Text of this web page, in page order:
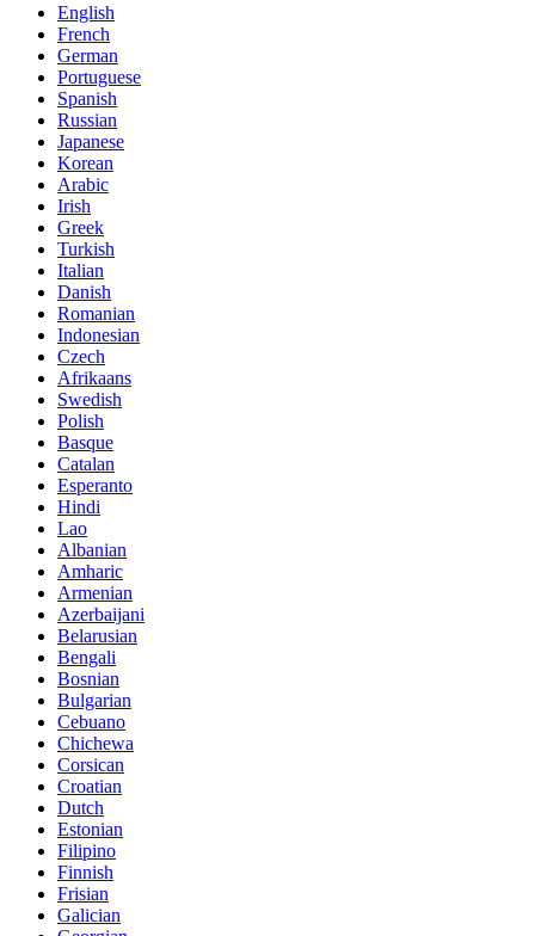
English
French
German
Portuguese
Spanish
Russian
Japanese
Korean
Arabic
Irish
Greek
Turkish
Italian
Danish
Romanian
Indonesian
Czech
Afrikaans
Swedish
Polish
Basque
Catalan
Esperanto
Hindi
Lao
Albanian
Amharic
Armenian
Azerbaijani
Belarusian
Bengali
Bosnian
Bulgarian
Cebuano
Chichewa
Corsican
Croatian
Dutch
Estonian
Filipino
Finnish
Frisian
Galician